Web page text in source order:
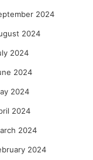
2024
2024
2024
2024
2024
2024
2024
2024